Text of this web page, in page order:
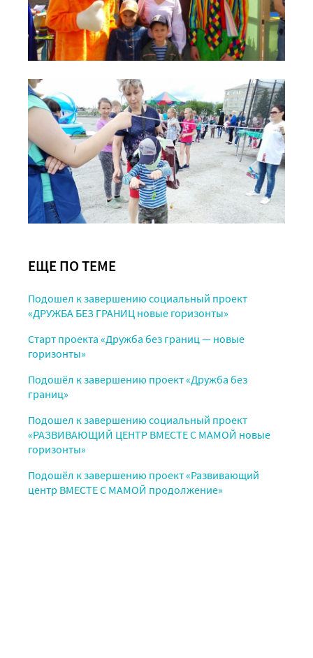
ЕЩЕ ПО ТЕМЕ
Подошел к завершению социальный проект
«ДРУЖБА БЕЗ ГРАНИЦ новые горизонты»
Старт проекта «Дружба без границ — новые
горизонты»
Подошёл к завершению проект «Дружба без
границ»
Подошел к завершению социальный проект
«РАЗВИВАЮЩИЙ ЦЕНТР ВМЕСТЕ С МАМОЙ новые
горизонты»
Подошёл к завершению проект «Развивающий
центр ВМЕСТЕ С МАМОЙ продолжение»